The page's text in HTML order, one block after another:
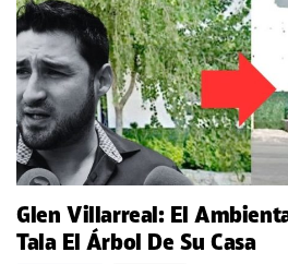
Glen Villarreal: El
Tala El Árbol De Su Casa